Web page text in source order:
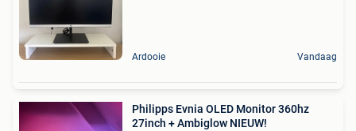
Ardooie Vandaag
Philipps Evnia OLED Monitor 360hz
27inch + Ambiglow NIEUW!